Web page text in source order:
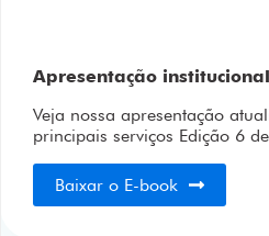
Apresentação
Veja nossa apresentação
principais serviços Edição 6
Baixar o E-book